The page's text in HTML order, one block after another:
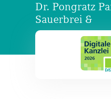
Dr. Pongratz
Sauerbrei &